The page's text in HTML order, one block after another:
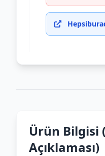
Ürün Bilgisi
Açıklaması)